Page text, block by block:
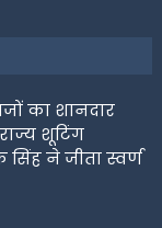
का शानदार
राज्य शूटिंग
ने जीता स्वर्ण